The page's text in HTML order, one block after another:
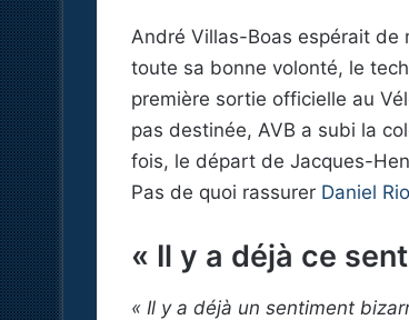
André Villas-Boas espérait de
toute sa bonne volonté, le
première sortie officielle au
pas destinée, AVB a subi la
fois, le départ de Jacques-
Pas de quoi rassurer Daniel
« Il y a déjà ce
« Il y a déjà un sentiment